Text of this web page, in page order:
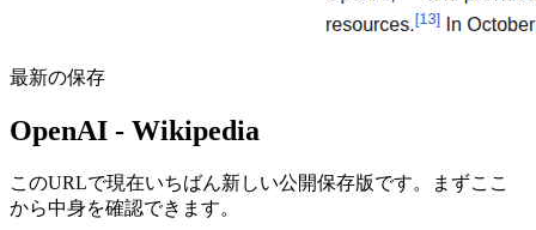
最新の保存
OpenAI - Wikipedia
このURLで現在いちばん新しい公開保存版です。まずここ
から中身を確認できます。